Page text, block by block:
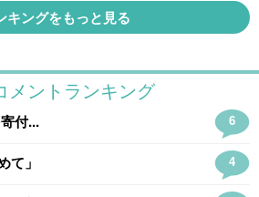
キングをもっと見る